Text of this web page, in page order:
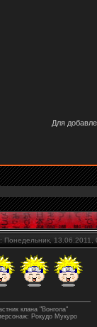
Для
Понедельник,
клана "Вонгола"
Рокудо Мукуро